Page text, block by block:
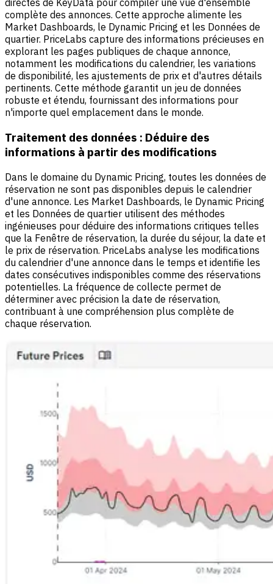
directes de KeyData pour compiler une vue d'ensemble
complète des annonces. Cette approche alimente les
Market Dashboards, le Dynamic Pricing et les Données de
quartier. PriceLabs capture des informations précieuses en
explorant les pages publiques de chaque annonce,
notamment les modifications du calendrier, les variations
de disponibilité, les ajustements de prix et d'autres détails
pertinents. Cette méthode garantit un jeu de données
robuste et étendu, fournissant des informations pour
n'importe quel emplacement dans le monde.
Traitement des données : Déduire des
informations à partir des modifications
Dans le domaine du Dynamic Pricing, toutes les données de
réservation ne sont pas disponibles depuis le calendrier
d'une annonce. Les Market Dashboards, le Dynamic Pricing
et les Données de quartier utilisent des méthodes
ingénieuses pour déduire des informations critiques telles
que la Fenêtre de réservation, la durée du séjour, la date et
le prix de réservation. PriceLabs analyse les modifications
du calendrier d'une annonce dans le temps et identifie les
dates consécutives indisponibles comme des réservations
potentielles. La fréquence de collecte permet de
déterminer avec précision la date de réservation,
contribuant à une compréhension plus complète de
chaque réservation.